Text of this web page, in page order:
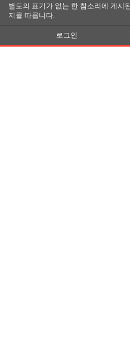
별도의 표기가 없는 한 참소리에 게시
지를 따릅니다.
로그인